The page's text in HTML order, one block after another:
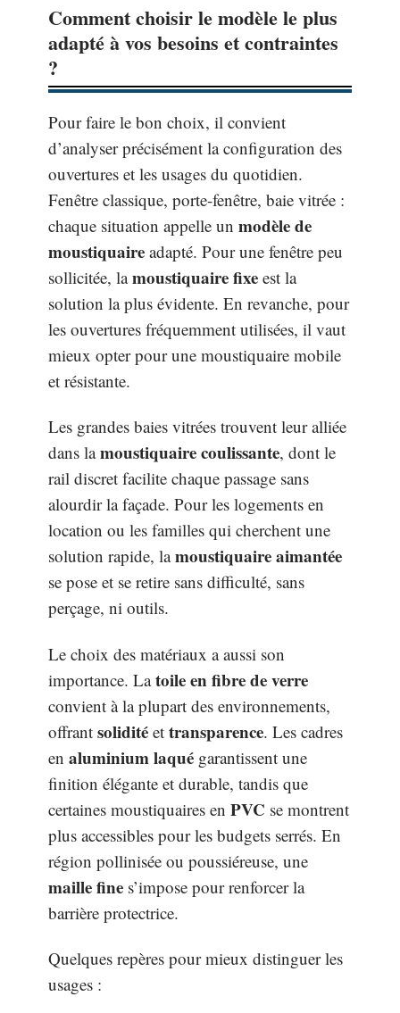
Comment choisir le modèle le plus
adapté à vos besoins et contraintes
?
Pour faire le bon choix, il convient
d’analyser précisément la configuration des
ouvertures et les usages du quotidien.
Fenêtre classique, porte-fenêtre, baie vitrée :
chaque situation appelle un modèle de
moustiquaire adapté. Pour une fenêtre peu
sollicitée, lamoustiquaire fixe est la
solution la plus évidente. En revanche, pour
les ouvertures fréquemment utilisées, il vaut
mieux opter pour une moustiquaire mobile
et résistante.
Les grandes baies vitrées trouvent leur alliée
dans lamoustiquaire coulissante, dont le
rail discret facilite chaque passage sans
alourdir la façade. Pour les logements en
location ou les familles qui cherchent une
solution rapide, lamoustiquaire aimantée
se pose et se retire sans difficulté, sans
perçage, ni outils.
Le choix des matériaux a aussi son
importance. Latoile en fibre de verre
convient à la plupart des environnements,
offrant solidité et transparence. Les cadres
en aluminium laqué garantissent une
finition élégante et durable, tandis que
certaines moustiquaires en PVC se montrent
plus accessibles pour les budgets serrés. En
région pollinisée ou poussiéreuse, une
maille fine s’impose pour renforcer la
barrière protectrice.
Quelques repères pour mieux distinguer les
usages :